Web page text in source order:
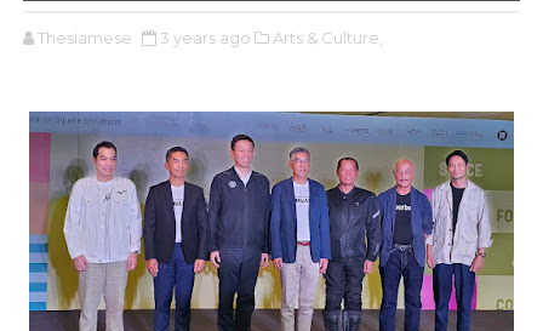
Thesiamese 3 years ago Arts & Culture,